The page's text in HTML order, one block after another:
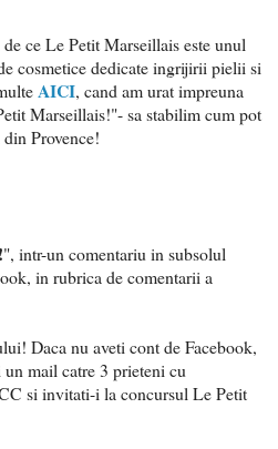
ce Le Petit Marseillais este unul
cosmetice dedicate ingrijirii pielii si
AICI, cand am urat impreuna
Marseillais!"- sa stabilim cum pot
Provence!
", intr-un comentariu in subsolul
in rubrica de comentarii a
Daca nu aveti cont de Facebook,
mail catre 3 prieteni cu
si invitati-i la concursul Le Petit